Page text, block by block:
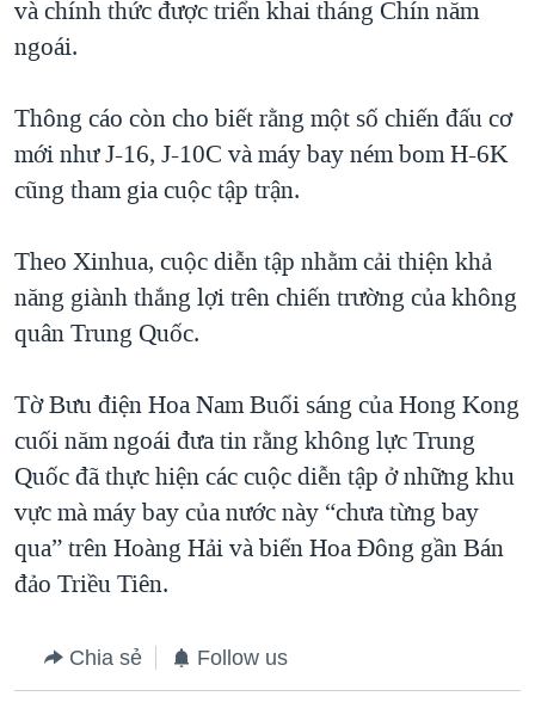
BÊN KIA QUỐC LỘ: TIẾNG VỌNG TỪ NÔNG THÔN MỸ
và chính thức được triển khai tháng Chín năm
ngoái.
Thông cáo còn cho biết rằng một số chiến đấu cơ
mới như J-16, J-10C và máy bay ném bom H-6K
cũng tham gia cuộc tập trận.
Theo Xinhua, cuộc diễn tập nhằm cải thiện khả
năng giành thắng lợi trên chiến trường của không
quân Trung Quốc.
Tờ Bưu điện Hoa Nam Buổi sáng của Hong Kong
cuối năm ngoái đưa tin rằng không lực Trung
Quốc đã thực hiện các cuộc diễn tập ở những khu
vực mà máy bay của nước này “chưa từng bay
qua” trên Hoàng Hải và biển Hoa Đông gần Bán
đảo Triều Tiên.
Chia sẻ Follow us